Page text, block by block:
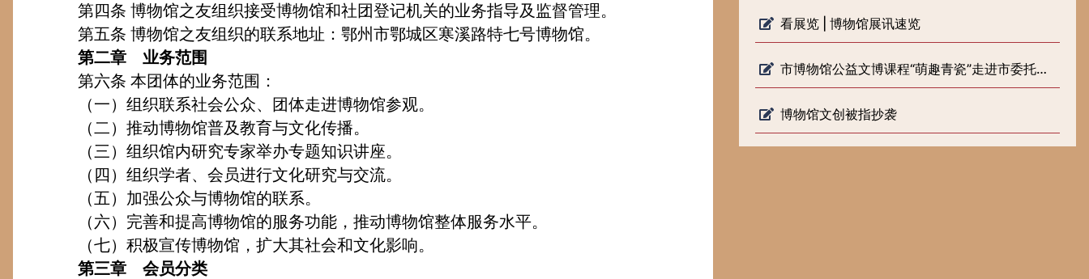
第四条 博物馆之友组织接受博物馆和社团登记机关的业务指导及监督管理。
第五条 博物馆之友组织的联系地址：鄂州市鄂城区寒溪路特七号博物馆。
第二章 业务范围
第六条 本团体的业务范围：
（一）组织联系社会公众、团体走进博物馆参观。
（二）推动博物馆普及教育与文化传播。
（三）组织馆内研究专家举办专题知识讲座。
（四）组织学者、会员进行文化研究与交流。
（五）加强公众与博物馆的联系。
（六）完善和提高博物馆的服务功能，推动博物馆整体服务水平。
（七）积极宣传博物馆，扩大其社会和文化影响。
第三章 会员分类
看展览 | 博物馆展讯速览
市博物馆公益文博课程“萌趣青瓷”走进市委托管课堂
博物馆文创被指抄袭